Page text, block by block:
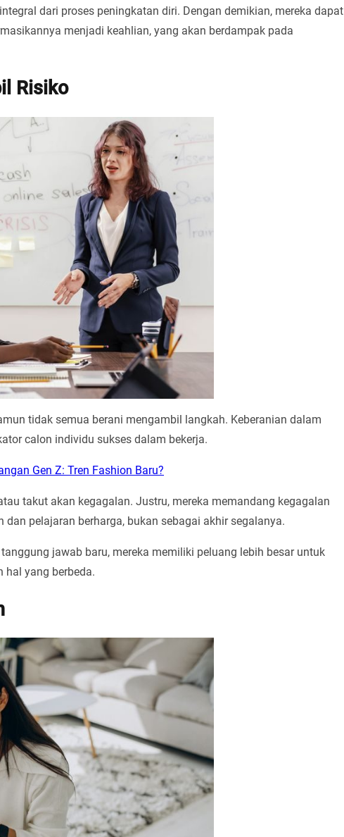
dari proses peningkatan diri. Dengan demikian, mereka dapat
menjadi keahlian, yang akan berdampak pada
Risiko
tidak semua berani mengambil langkah. Keberanian dalam
calon individu sukses dalam bekerja.
Gen Z: Tren Fashion Baru?
takut akan kegagalan. Justru, mereka memandang kegagalan
pelajaran berharga, bukan sebagai akhir segalanya.
jawab baru, mereka memiliki peluang lebih besar untuk
hal yang berbeda.